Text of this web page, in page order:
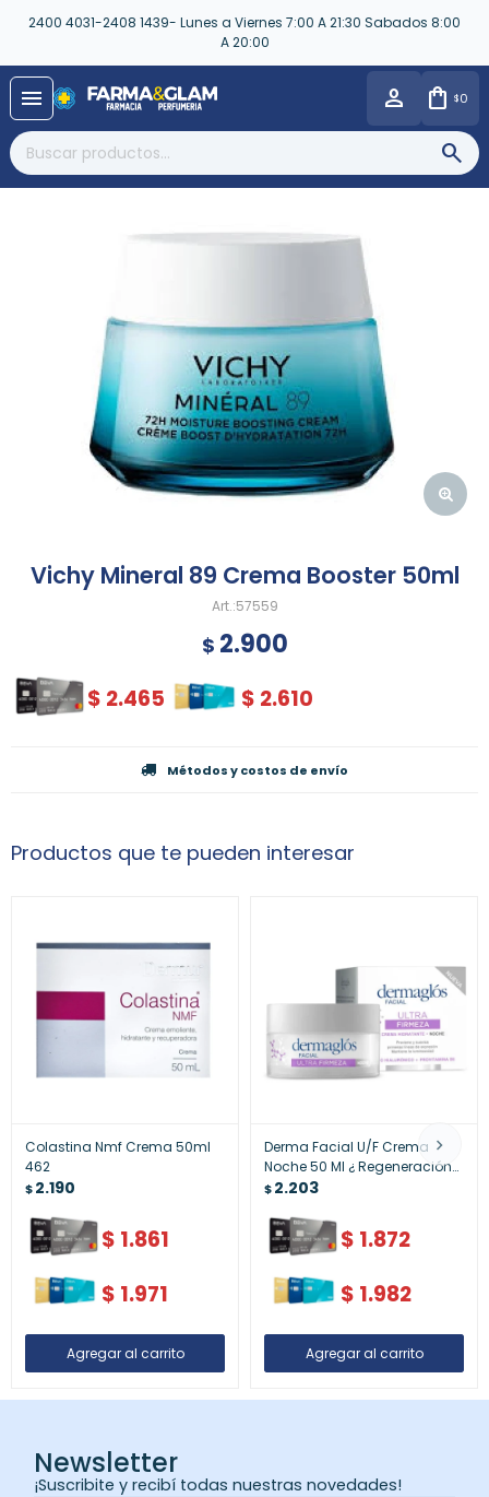
2400 4031-2408 1439- Lunes a Viernes 7:00 A 21:30 Sabados 8:00
A 20:00
menu $0
Vichy Mineral 89 Crema Booster 50ml
57559
$ 2.900
$ 2.465 $ 2.610
Métodos y costos de envío
Productos que te pueden interesar
Colastina Nmf Crema 50ml
462
$2.190
$ 1.861
$ 1.971
Derma Facial U/F Crema
Noche 50 Ml ¿ Regeneración
Nocturna
$2.203
$ 1.872
$ 1.982
Newsletter
¡Suscribite y recibí todas nuestras novedades!